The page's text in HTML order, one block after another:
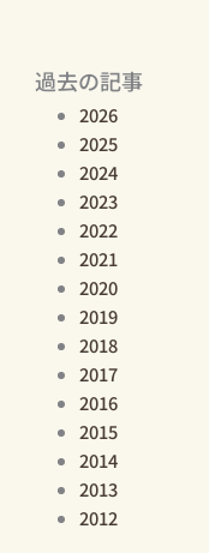
過去の記事
2026
2025
2024
2023
2022
2021
2020
2019
2018
2017
2016
2015
2014
2013
2012